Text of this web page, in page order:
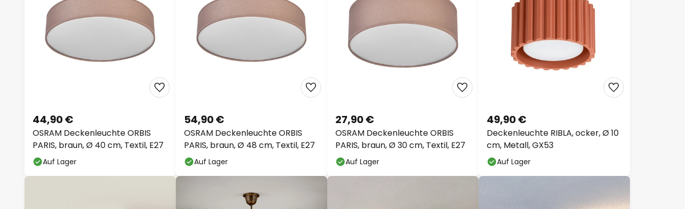
OSRAM Deckenleuchte ORBIS
PARIS, braun, Ø 40 cm, Textil, E27
44,90 €
Auf Lager
OSRAM Deckenleuchte ORBIS
PARIS, braun, Ø 48 cm, Textil, E27
54,90 €
Auf Lager
OSRAM Deckenleuchte ORBIS
PARIS, braun, Ø 30 cm, Textil, E27
27,90 €
Auf Lager
Deckenleuchte RIBLA, ocker, Ø 10
cm, Metall, GX53
49,90 €
Auf Lager